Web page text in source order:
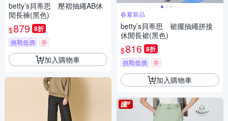
betty’s貝蒂思 壓褶抽繩AB休
閒長褲(黑色)
$879 8折
挑戰低價 券
加入購物車
春夏新品
betty’s貝蒂思 裙擺抽繩拼接
休閒長裙(黑色)
$816 8折
挑戰低價 券
加入購物車